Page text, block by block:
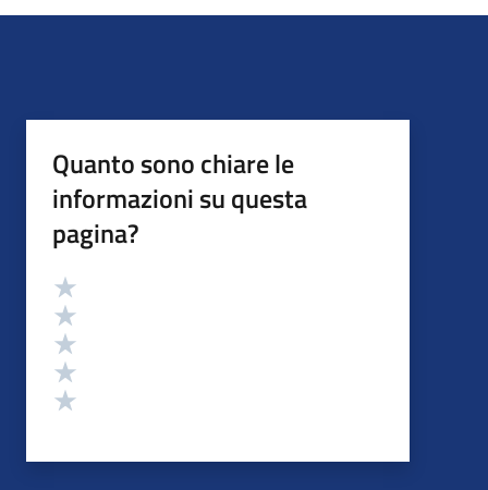
Quanto sono chiare le
informazioni su questa
pagina?
Valutazione